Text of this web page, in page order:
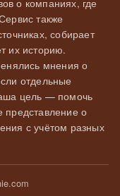
о компаниях, где
также
собирает
их историю.
мнения о
отдельные
цель — помочь
представление о
с учётом разных